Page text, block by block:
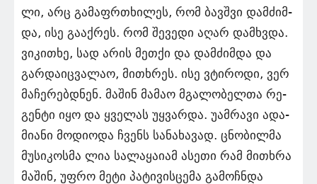
ლი, არც გა­მაფრ­თხი­ლეს, რომ ბავ­შვი დამ­ძიმ­
და, ისე გა­აქ­რეს. რომ შე­ვე­დი აღარ დამ­ხვდა.
ვი­კი­თხე, სად არის მეთ­ქი და დამ­ძიმ­და და
გარ­და­იც­ვა­ლაო, მი­თხრეს. ისე ვტი­რო­დი, ვერ
მა­ჩე­რებ­დნენ. მა­შინ მა­მაო მგა­ლო­ბელ­თა რე­
გენ­ტი იყო და ყვე­ლას უყ­ვარ­და. უამ­რა­ვი ადა­
მი­ა­ნი მო­დი­ო­და ჩვენს სა­ნა­ხა­ვად. ცნო­ბილ­მა
მუ­სი­კოს­მა ლია სა­ლა­ყა­ი­ამ ასე­თი რამ მი­თხრა
მა­შინ, უფრო მეტი პა­ტი­ვის­ცე­მა გა­მოჩ­ნდა